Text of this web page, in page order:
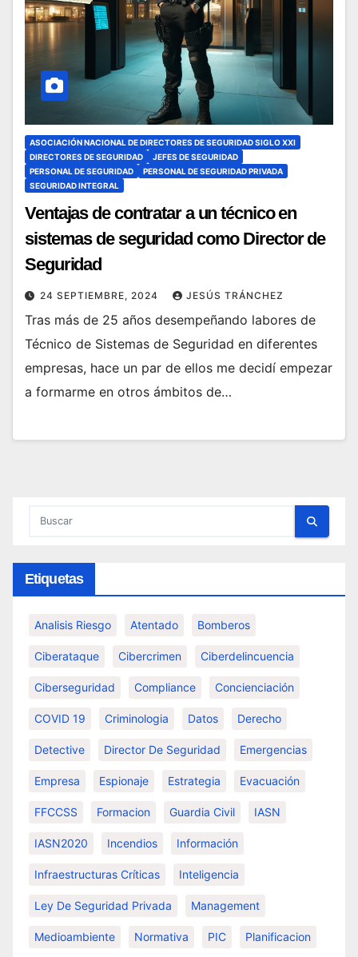
ASOCIACIÓN NACIONAL DE DIRECTORES DE SEGURIDAD SIGLO XXI
DIRECTORES DE SEGURIDAD
JEFES DE SEGURIDAD
PERSONAL DE SEGURIDAD
PERSONAL DE SEGURIDAD PRIVADA
SEGURIDAD INTEGRAL
Ventajas de contratar a un técnico en
sistemas de seguridad como Director de
Seguridad
24 SEPTIEMBRE, 2024 JESÚS TRÁNCHEZ
Tras más de 25 años desempeñando labores de
Técnico de Sistemas de Seguridad en diferentes
empresas, hace un par de ellos me decidí empezar
a formarme en otros ámbitos de…
Etiquetas
Analisis Riesgo Atentado Bomberos
Ciberataque Cibercrimen Ciberdelincuencia
Ciberseguridad Compliance Concienciación
COVID 19 Criminologia Datos Derecho
Detective Director De Seguridad Emergencias
Empresa Espionaje Estrategia Evacuación
FFCCSS Formacion Guardia Civil IASN
IASN2020 Incendios Información
Infraestructuras Críticas Inteligencia
Ley De Seguridad Privada Management
Medioambiente Normativa PIC Planificacion